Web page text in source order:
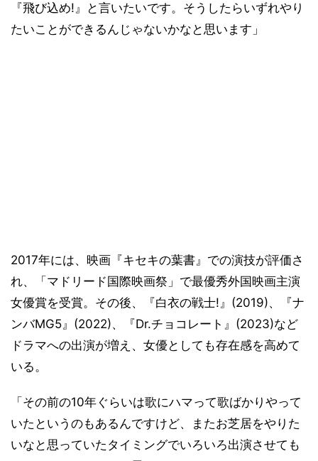
『飛び込め!』と言いたいです。そうしたらいずれやり
たいことができるんじゃないかなと思います」
2017年には、映画『キセキの葉書』での演技が評価さ
れ、「マドリード国際映画祭」で最優秀外国映画主演
女優賞を受賞。その後、『白衣の戦士!』(2019)、『ナ
ンバMG5』(2022)、『Dr.チョコレート』(2023)など
ドラマへの出演が増え、女優としても存在感を高めて
いる。
「その前の10年ぐらいは歌にハマって歌ばかりやって
いたというのもあるんですけど、またお芝居をやりた
いなと思っていたタイミングでいろいろ出演させても